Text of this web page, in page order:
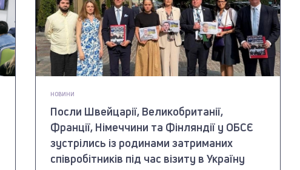
НОВИНИ
Посли Швейцарії, Великобританії,
Франції, Німеччини та Фінляндії у ОБСЄ
зустрілись із родинами затриманих
співробітників під час візиту в Україну